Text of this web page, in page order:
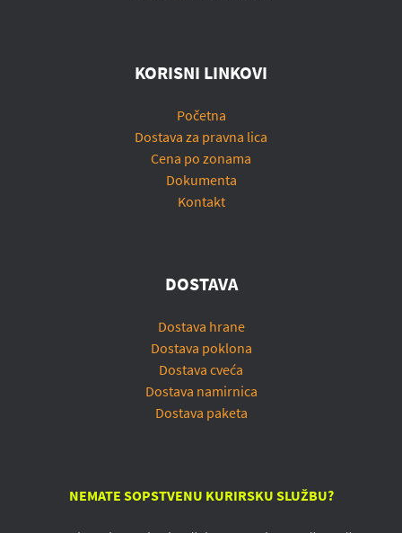
KORISNI LINKOVI
Početna
Dostava za pravna lica
Cena po zonama
Dokumenta
Kontakt
DOSTAVA
Dostava hrane
Dostava poklona
Dostava cveća
Dostava namirnica
Dostava paketa
NEMATE SOPSTVENU KURIRSKU SLUŽBU?